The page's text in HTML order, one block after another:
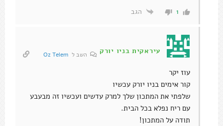
1 הגב
עיראקית בניו יורק השב ל Oz Telem
עוז יקר
קור אימים בניו יורק עכשיו
שלפתי את המתכון שלך למרק עדשים ועכשיו זה מבעבע
עם ריח נפלא בכל הבית.
תודה על המתכון!